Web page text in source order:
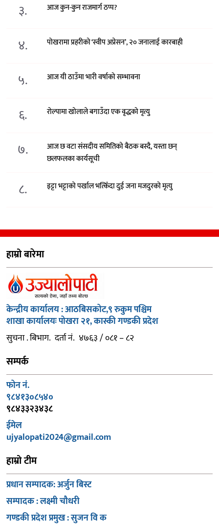
३. आज कुन-कुन राजमार्ग ठप्प?
४. पोखरामा प्रहरीको ‘स्वीप अप्रेसन’, २० जनालाई कारबाही
५. आज यी ठाउँमा भारी वर्षाको सम्भावना
६. रोल्पामा खोलाले बगाउँदा एक वृद्धको मृत्यु
७.
आज छ वटा संसदीय समितिको बैठक बस्दै, यस्ता छन्
छलफलका कार्यसूची
८. इट्टा भट्टाको पर्खाल भत्किँदा दुई जना मजदुरको मृत्यु
हाम्रो बारेमा
केन्द्रीय कार्यालय : आठबिसकोट,९ रुकुम पश्चिम
शाखा कार्यालयः पोखरा २१, कास्की गण्डकी प्रदेश
सुचना . बिभाग. दर्ता नं. ४७६३ / ०८१ – ८२
सम्पर्क
फोन नं.
९८४१३०८५४०
९८४३३२३४३८
ईमेल
ujyalopati2024@gmail.com
हाम्रो टीम
प्रधान सम्पादक: अर्जुन बिस्ट
सम्पादक : लक्ष्मी चौधरी
गण्डकी प्रदेश प्रमुख : सुजन वि क